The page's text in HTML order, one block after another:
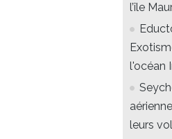
l’île
l'océan
leurs